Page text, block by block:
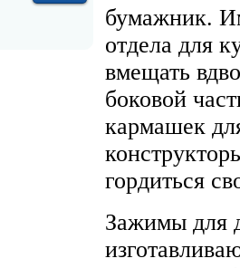
бумажник.
отдела для
вмещать
боковой
кармашек
гордиться
Зажимы для